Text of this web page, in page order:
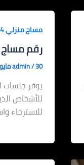
مساج منزلي 24 ساعة الرياض
رقم مساج
admin/30 مايو، 2024
يوفر جلسات
للأشخاص
للاسترخاء